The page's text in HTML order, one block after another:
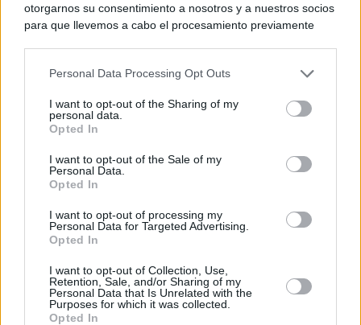
otorgarnos su consentimiento a nosotros y a nuestros socios
para que llevemos a cabo el procesamiento previamente
negar su consentimiento. Tenga en cuenta que algún
de su consentimiento, pero usted tiene el derecho de
rechazar tal procesamiento. Sus preferencias se aplicarán
cualquier momento entrando de nuevo en este sitio web o
visitando nuestra política de privacidad.
Personal Data Processing Opt Outs
I want to opt-out of the Sharing of my
personal data.
Opted In
I want to opt-out of the Sale of my
Personal Data.
Opted In
I want to opt-out of processing my
Personal Data for Targeted Advertising.
Opted In
I want to opt-out of Collection, Use,
Retention, Sale, and/or Sharing of my
Personal Data that Is Unrelated with the
Purposes for which it was collected.
Opted In